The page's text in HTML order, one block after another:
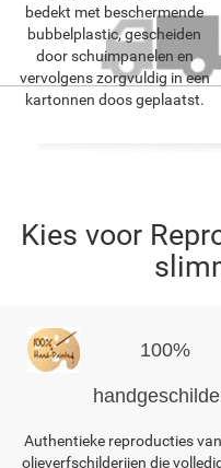
bedekt met beschermende
bubbelplastic, gescheiden
door schuimpanelen en
vervolgens zorgvuldig in een
kartonnen doos geplaatst.
Kies voor
100%
Authentieke reproducties van
olieverfschilderijen die